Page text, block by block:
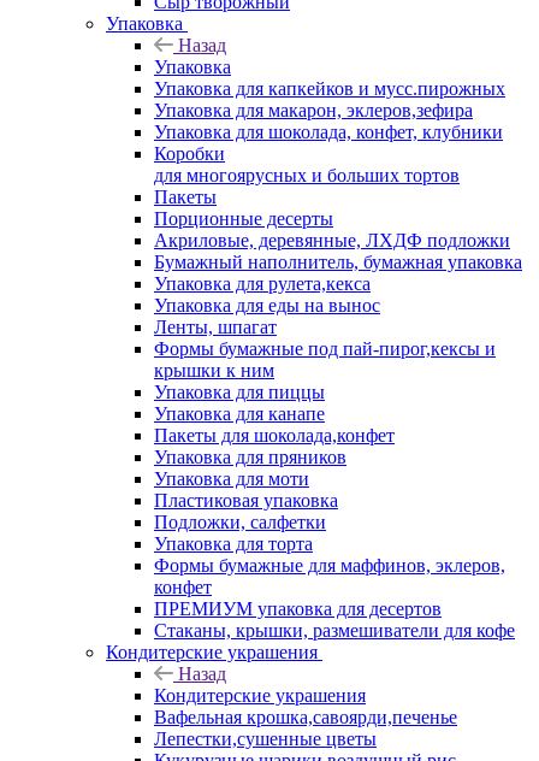
Упаковка
Назад
Упаковка
Упаковка для капкейков и мусс.пирожных
Упаковка для макарон, эклеров,зефира
Упаковка для шоколада, конфет, клубники
Коробки
для многоярусных и больших тортов
Пакеты
Порционные десерты
Акриловые, деревянные, ЛХДФ подложки
Бумажный наполнитель, бумажная упаковка
Упаковка для рулета,кекса
Упаковка для еды на вынос
Ленты, шпагат
Формы бумажные под пай-пирог,кексы и
крышки к ним
Упаковка для пиццы
Упаковка для канапе
Пакеты для шоколада,конфет
Упаковка для пряников
Упаковка для моти
Пластиковая упаковка
Подложки, салфетки
Упаковка для торта
Формы бумажные для маффинов, эклеров,
конфет
ПРЕМИУМ упаковка для десертов
Стаканы, крышки, размешиватели для кофе
Кондитерские украшения
Назад
Кондитерские украшения
Вафельная крошка,савоярди,печенье
Лепестки,сушенные цветы